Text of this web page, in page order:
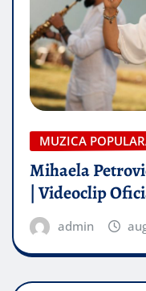
MUZICA
Mihaela
| Videoclip
admin